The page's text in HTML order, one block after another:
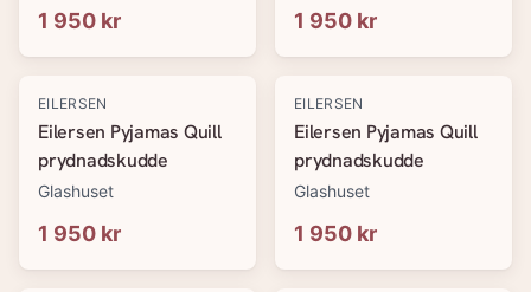
1 950 kr 1 950 kr
EILERSEN
Eilersen Pyjamas Quill
prydnadskudde
Glashuset
1 950 kr
EILERSEN
Eilersen Pyjamas Quill
prydnadskudde
Glashuset
1 950 kr